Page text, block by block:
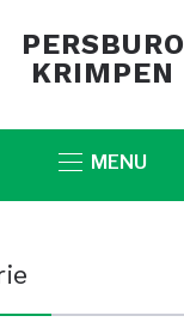
PERSBURO
KRIMPEN
MENU